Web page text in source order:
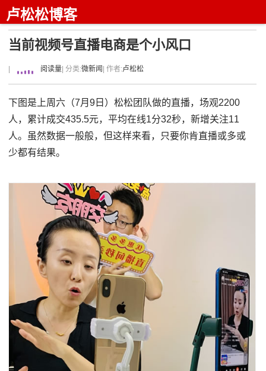
卢松松博客
当前视频号直播电商是个小风口
阅读量 | 分类:微新闻 | 作者:卢松松
下图是上周六（7月9日）松松团队做的直播，场观2200
人，累计成交435.5元，平均在线1分32秒，新增关注11
人。虽然数据一般般，但这样来看，只要你肯直播或多或
少都有结果。